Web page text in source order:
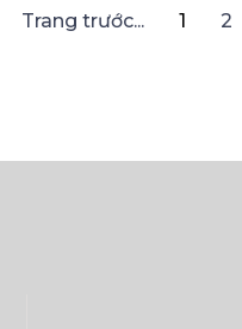
Trang trước... 1 2